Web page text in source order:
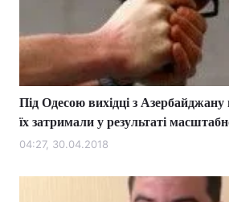
Головна Війна
Україна
Економіка Світ
Під Одесою вихідці з
їх затримали у результаті
04:27, 30.04.2018